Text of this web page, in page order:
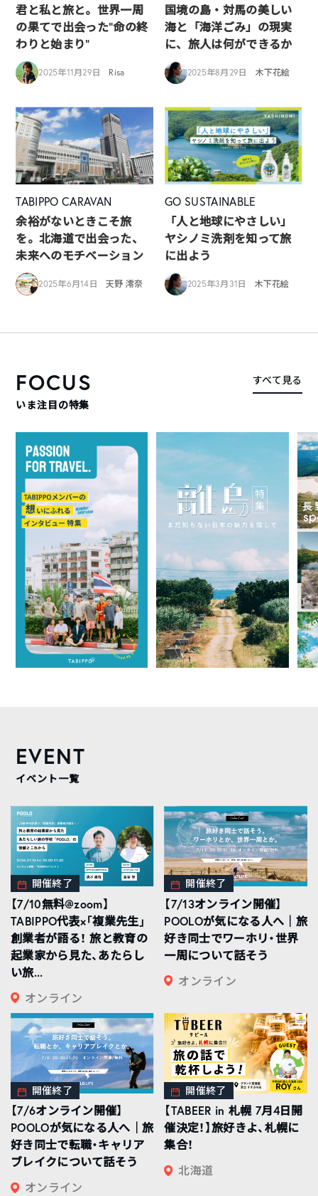
君と私と旅と。世界一周
の果てで出会った“命の終
わりと始まり”
2025年11月29日 Risa
国境の島・対馬の美しい
海と「海洋ごみ」の現実
に、旅人は何ができるか
2025年8月29日 木下花絵
TABIPPO CARAVAN
余裕がないときこそ旅
を。北海道で出会った、
未来へのモチベーション
2025年6月14日 天野 澪奈
GO SUSTAINABLE
「人と地球にやさしい」
ヤシノミ洗剤を知って旅
に出よう
2025年3月31日 木下花絵
FOCUS
いま注目の特集
すべて見る
EVENT
イベント一覧
開催終了
【7/10無料@zoom】
TABIPPO代表×「複業先生」
創業者が語る！ 旅と教育の
起業家から見た、あたらし
い旅...
オンライン
開催終了
【7/13オンライン開催】
POOLOが気になる人へ｜旅
好き同士でワーホリ・世界
一周について話そう
オンライン
開催終了
【7/6オンライン開催】
POOLOが気になる人へ｜旅
好き同士で転職・キャリア
ブレイクについて話そう
オンライン
開催終了
【TABEER in 札幌 7月4日開
催決定！】旅好きよ、札幌に
集合！
北海道